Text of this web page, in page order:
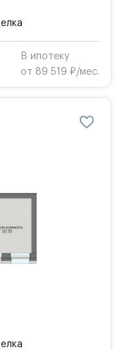
В ипотеку
от 89 519 ₽/мес.